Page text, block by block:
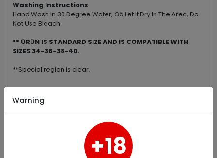
Washing Instructions
Hand Wash in 30 Degree Water, Gö Let It Dry In The Area, Do
Not Use Bleach.
** ÜRÜN IS STANDARD SIZE AND IS COMPATIBLE WITH
SIZES 34-36-38-40.
**Special region is clear.
Returns and Exchanges
Warning
+18